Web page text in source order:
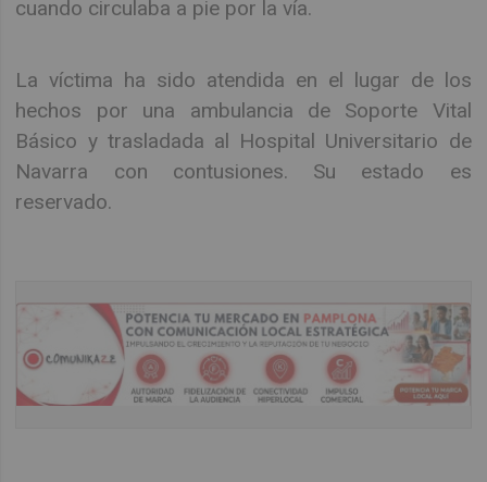
cuando circulaba a pie por la vía.
La víctima ha sido atendida en el lugar de los
hechos por una ambulancia de Soporte Vital
Básico y trasladada al Hospital Universitario de
Navarra con contusiones. Su estado es
reservado.